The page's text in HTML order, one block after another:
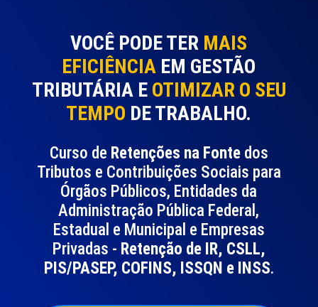
VOCÊ PODE TER MAIS
EFICIÊNCIA EM GESTÃO
TRIBUTÁRIA E OTIMIZAR O SEU
TEMPO DE TRABALHO.
Curso de Retenções na Fontedos
Tributos e Contribuições Sociais para
Órgãos Públicos, Entidades da
Administração Pública Federal,
Estadual e Municipal e Empresas
Privadas - Retenção de IR, CSLL,
PIS/PASEP, COFINS, ISSQN e INSS.